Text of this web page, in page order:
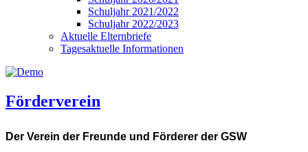
Schuljahr 2021/2022
Schuljahr 2022/2023
Aktuelle Elternbriefe
Tagesaktuelle Informationen
Förderverein
Der Verein der Freunde und Förderer der GSW